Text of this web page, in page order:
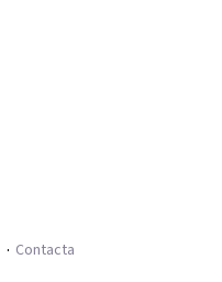
Contacta